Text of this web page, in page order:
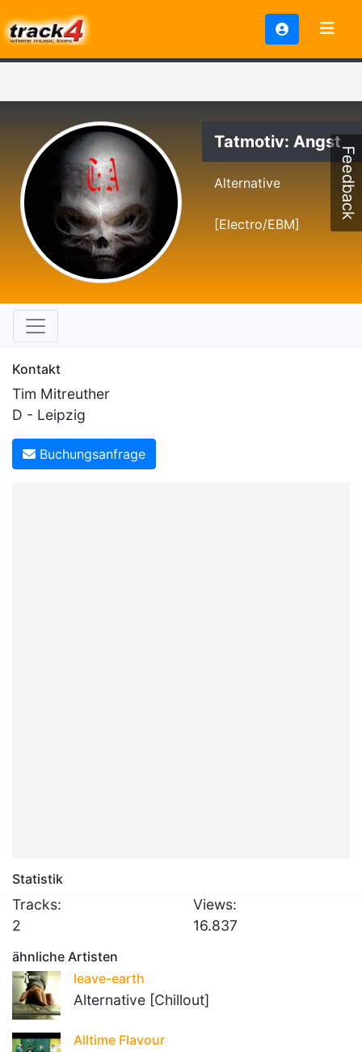
Tatmotiv: Angst
Alternative
[Electro/EBM]
Kontakt
Tim Mitreuther
D - Leipzig
Buchungsanfrage
Statistik
Tracks:
2
Views:
16.837
ähnliche Artisten
leave-earth
Alternative [Chillout]
Alltime Flavour
Feedback